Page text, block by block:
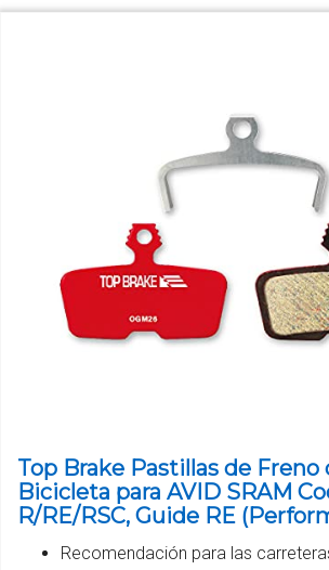
Top Brake Pastillas de Freno
Bicicleta para AVID SRAM
R/RE/RSC, Guide RE
Recomendación para las